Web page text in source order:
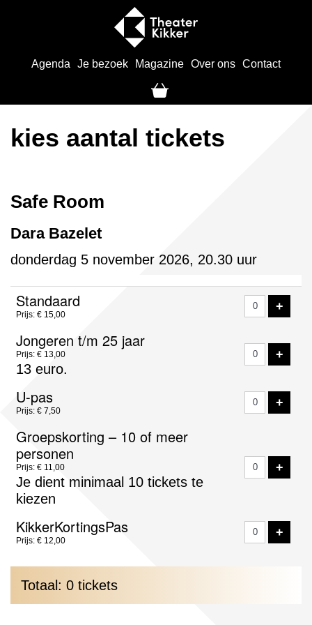
Agenda Je bezoek Magazine Over ons Contact
kies aantal tickets
Safe Room
Dara Bazelet
donderdag 5 november 2026, 20.30 uur
Aantal
tickets
Standaard
Prijs: € 15,00
+
Jongeren t/m 25 jaar
Prijs: € 13,00
13 euro.
+
U-pas
Prijs: € 7,50
+
Groepskorting – 10 of meer
personen
Prijs: € 11,00
Je dient minimaal 10 tickets te
kiezen
+
KikkerKortingsPas
Prijs: € 12,00
+
Totaal: 0 tickets